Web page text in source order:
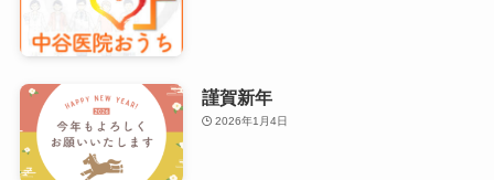
謹賀新年
2026年1月4日